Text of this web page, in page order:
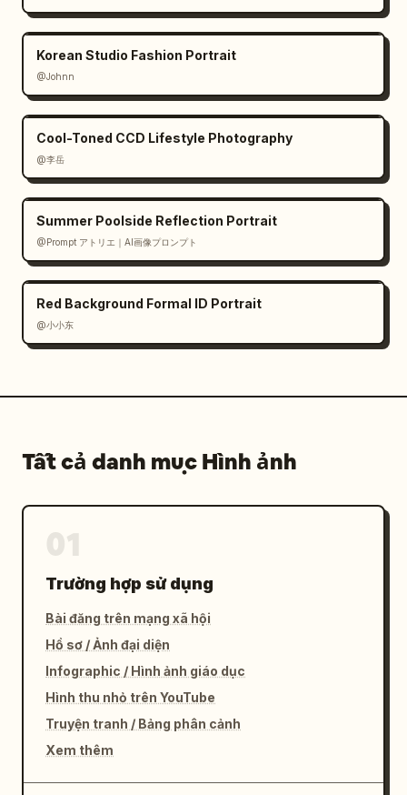
Korean Studio Fashion Portrait
@Johnn
Cool-Toned CCD Lifestyle Photography
@李岳
Summer Poolside Reflection Portrait
@Prompt アトリエ｜AI画像プロンプト
Red Background Formal ID Portrait
@小小东
Tất cả danh mục Hình ảnh
Trường hợp sử dụng
Bài đăng trên mạng xã hội
Hồ sơ / Ảnh đại diện
Infographic / Hình ảnh giáo dục
Hình thu nhỏ trên YouTube
Truyện tranh / Bảng phân cảnh
Xem thêm